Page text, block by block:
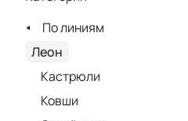
По линиям
Леон
Кастрюли
Ковши